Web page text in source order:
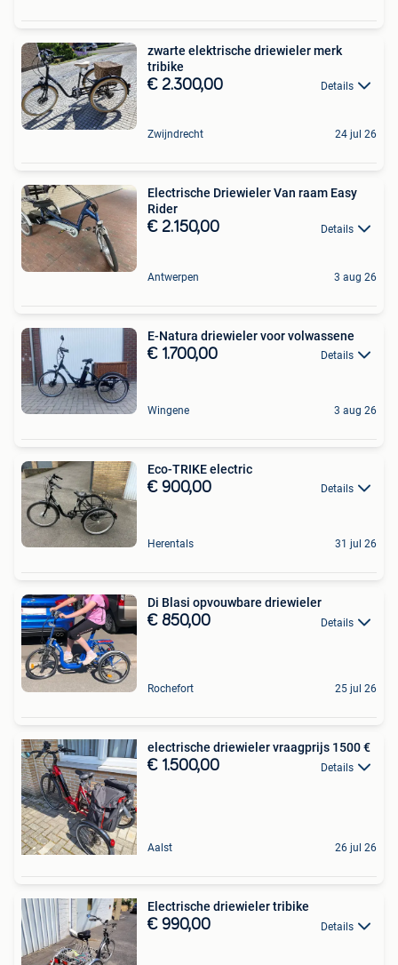
zwarte elektrische driewieler merk
tribike
€ 2.300,00 Details
Zwijndrecht 24 jul 26
Electrische Driewieler Van raam Easy
Rider
€ 2.150,00 Details
Antwerpen 3 aug 26
E-Natura driewieler voor volwassene
€ 1.700,00 Details
Wingene 3 aug 26
Eco-TRIKE electric
€ 900,00 Details
Herentals 31 jul 26
Di Blasi opvouwbare driewieler
€ 850,00 Details
Rochefort 25 jul 26
electrische driewieler vraagprijs 1500 €
€ 1.500,00 Details
Aalst 26 jul 26
Electrische driewieler tribike
€ 990,00 Details